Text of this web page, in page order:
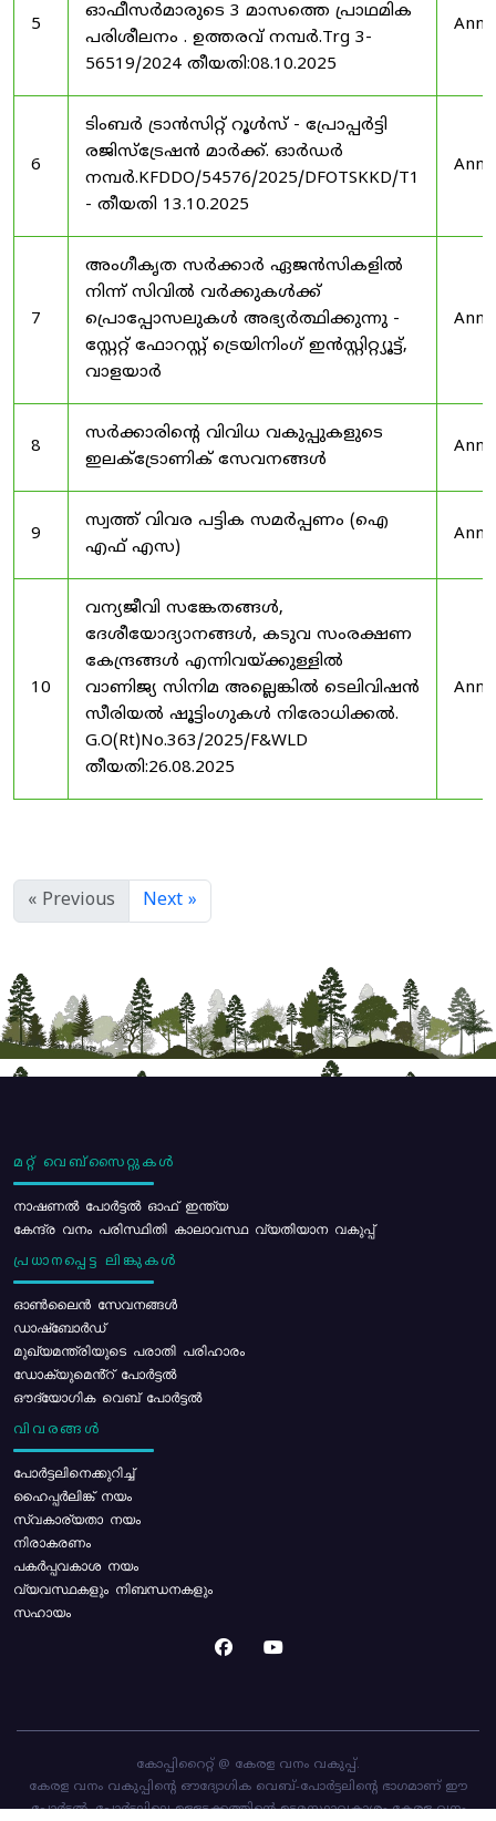
5
ഓഫീസർമാരുടെ 3 മാസത്തെ പ്രാഥമിക
പരിശീലനം . ഉത്തരവ് നമ്പർ.Trg 3-
56519/2024 തീയതി:08.10.2025
6
ടിംബർ ട്രാൻസിറ്റ് റൂൾസ് - പ്രോപ്പർട്ടി
രജിസ്ട്രേഷൻ മാർക്ക്. ഓർഡർ
നമ്പർ.KFDDO/54576/2025/DFOTSKKD/T1
- തീയതി 13.10.2025
7
അംഗീകൃത സർക്കാർ ഏജൻസികളിൽ
നിന്ന് സിവിൽ വർക്കുകൾക്ക്
പ്രൊപ്പോസലുകൾ അഭ്യർത്ഥിക്കുന്നു -
സ്റ്റേറ്റ് ഫോറസ്റ്റ് ട്രെയിനിംഗ് ഇൻസ്റ്റിറ്റ്യൂട്ട്,
വാളയാർ
8
സർക്കാരിന്റെ വിവിധ വകുപ്പുകളുടെ
ഇലക്ട്രോണിക് സേവനങ്ങൾ
9
സ്വത്ത് വിവര പട്ടിക സമർപ്പണം (ഐ
എഫ് എസ)
10
വന്യജീവി സങ്കേതങ്ങൾ,
ദേശീയോദ്യാനങ്ങൾ, കടുവ സംരക്ഷണ
കേന്ദ്രങ്ങൾ എന്നിവയ്ക്കുള്ളിൽ
വാണിജ്യ സിനിമ അല്ലെങ്കിൽ ടെലിവിഷൻ
സീരിയൽ ഷൂട്ടിംഗുകൾ നിരോധിക്കൽ.
G.O(Rt)No.363/2025/F&WLD
തീയതി:26.08.2025
« Previous Next »
മറ്റ് വെബ്സൈറ്റുകൾ
നാഷണൽ പോർട്ടൽ ഓഫ് ഇന്ത്യ
കേന്ദ്ര വനം പരിസ്ഥിതി കാലാവസ്ഥ വ്യതിയാന വകുപ്പ്
പ്രധാനപ്പെട്ട ലിങ്കുകൾ
ഓൺലൈൻ സേവനങ്ങൾ
ഡാഷ്ബോർഡ്
മുഖ്യമന്ത്രിയുടെ പരാതി പരിഹാരം
ഡോക്യുമെൻ്റ് പോർട്ടൽ
ഔദ്യോഗിക വെബ് പോർട്ടൽ
വിവരങ്ങൾ
പോര്‍ട്ടലിനെക്കുറിച്ച്
ഹൈപ്പർലിങ്ക് നയം
സ്വകാര്യതാ നയം
നിരാകരണം
പകർപ്പവകാശ നയം
വ്യവസ്ഥകളും നിബന്ധനകളും
സഹായം
കോപ്പിറൈറ്റ് @ കേരള വനം വകുപ്പ്.
കേരള വനം വകുപ്പിന്റെ ഔദ്യോഗിക വെബ്-പോർട്ടലിന്റെ ഭാഗമാണ് ഈ
പോർട്ടൽ. പോർട്ടലിലെ ഉള്ളടക്കത്തിന്റെ ഉടമസ്ഥാവകാശം കേരള വനം